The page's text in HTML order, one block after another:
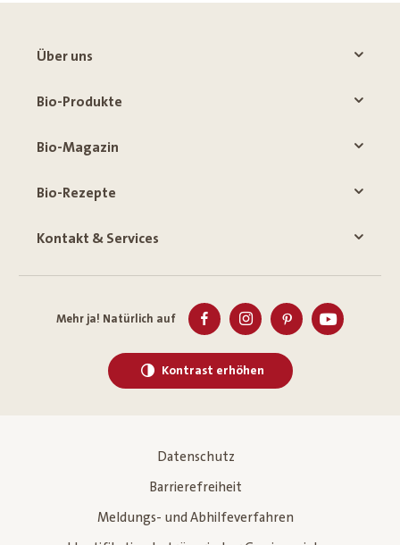
Über uns
Bio-Produkte
Bio-Magazin
Bio-Rezepte
Kontakt & Services
Mehr ja! Natürlich auf
Kontrast erhöhen
Datenschutz
Barrierefreiheit
Meldungs- und Abhilfeverfahren